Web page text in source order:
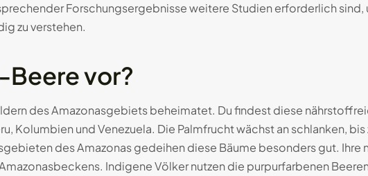
Forschungsergebnisse weitere Studien erforderlich sind,
zu verstehen.
vor?
des Amazonasgebiets beheimatet. Du findest diese
Kolumbien und Venezuela. Die Palmfrucht wächst an schlanken,
des Amazonas gedeihen diese Bäume besonders gut. Ihre
Indigene Völker nutzen die purpurfarbenen